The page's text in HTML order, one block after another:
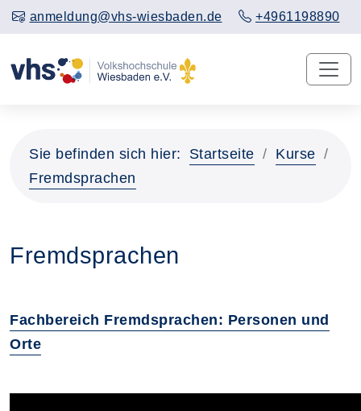
anmeldung@vhs-wiesbaden.de +4961198890
Sie befinden sich hier: Startseite
Kurse
Fremdsprachen
Fremdsprachen
Fachbereich Fremdsprachen: Personen und
Orte